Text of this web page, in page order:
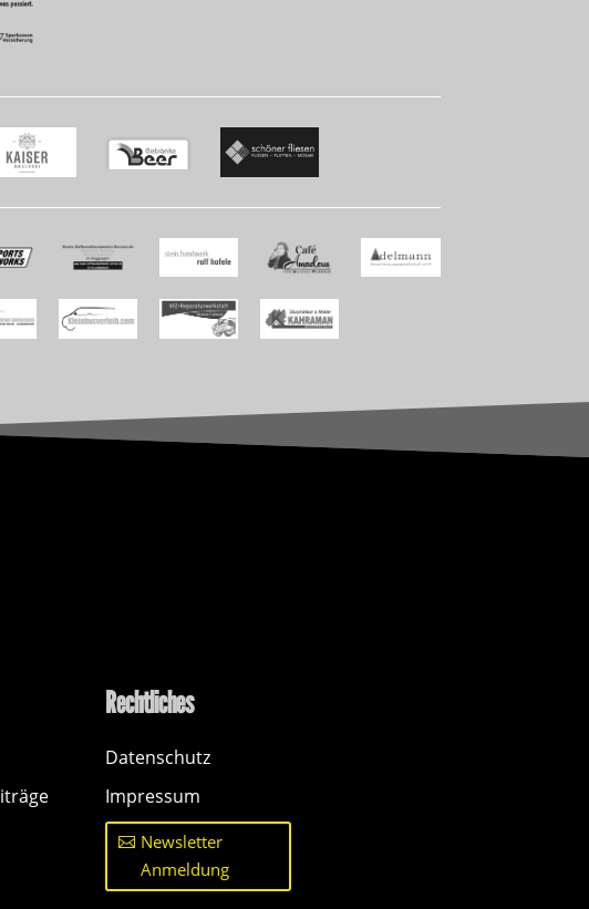
Rechtliches
Datenschutz
Impressum
Newsletter
Anmeldung